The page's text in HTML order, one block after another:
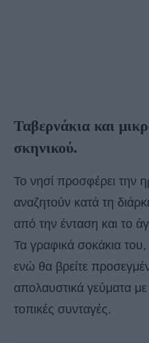
Ταβερνάκια και
σκηνικού.
Το νησί προσφέρει την
αναζητούν κατά τη
από την ένταση και το
Τα γραφικά σοκάκια
ενώ θα βρείτε
απολαυστικά γεύματα με
τοπικές συνταγές.